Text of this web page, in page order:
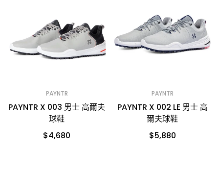
PAYNTR
PAYNTR X 003 男士 高爾夫
球鞋
$4,680
PAYNTR
PAYNTR X 002 LE 男士 高
爾夫球鞋
$5,880